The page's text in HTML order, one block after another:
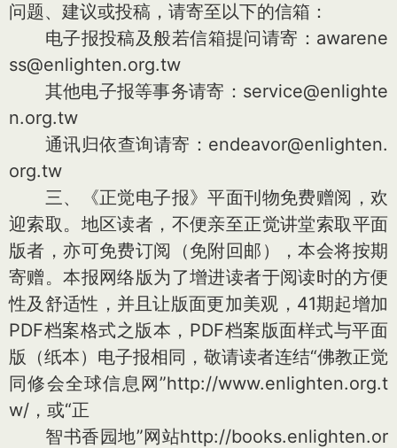
问题、建议或投稿，请寄至以下的信箱：
电子报投稿及般若信箱提问请寄：awarene
ss@enlighten.org.tw
其他电子报等事务请寄：service@enlighte
n.org.tw
通讯归依查询请寄：endeavor@enlighten.
org.tw
三、《正觉电子报》平面刊物免费赠阅，欢
迎索取。地区读者，不便亲至正觉讲堂索取平面
版者，亦可免费订阅（免附回邮），本会将按期
寄赠。本报网络版为了增进读者于阅读时的方便
性及舒适性，并且让版面更加美观，41期起增加
PDF档案格式之版本，PDF档案版面样式与平面
版（纸本）电子报相同，敬请读者连结“佛教正觉
同修会全球信息网”http://www.enlighten.org.t
w/，或“正
智书香园地”网站http://books.enlighten.or